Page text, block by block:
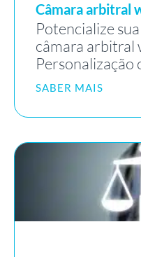
Câmara arbitral
Potencialize
câmara arbitral
Personalização
SABER MAIS